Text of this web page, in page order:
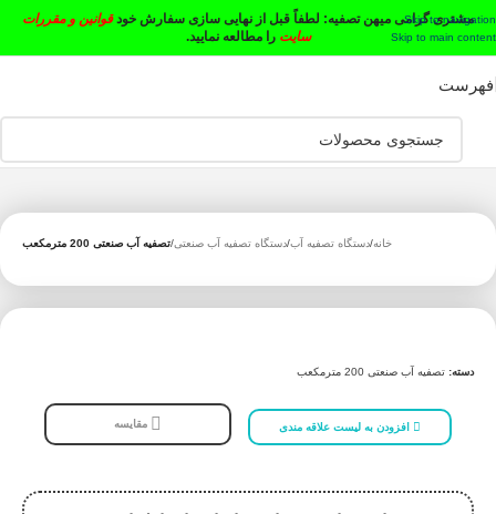
Skip to navigation
Skip to main content
مشتری گرامی میهن تصفیه: لطفاً قبل از نهایی سازی سفارش خودقوانین و مقررات
سایت را مطالعه نمایید.
فهرست
خانه دستگاه تصفیه آب دستگاه تصفیه آب صنعتی تصفیه آب صنعتی 200 مترمکعب
دسته: تصفیه آب صنعتی 200 مترمکعب
افزودن به لیست علاقه مندی مقایسه